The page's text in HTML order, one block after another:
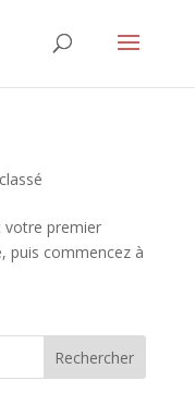
votre premier
puis commencez à
Rechercher